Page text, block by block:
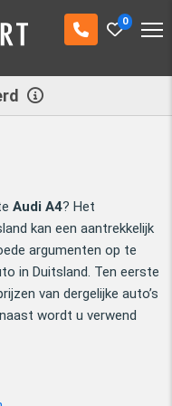
0
Audi A4? Het
kan een aantrekkelijk
argumenten op te
in Duitsland. Ten eerste
van dergelijke auto’s
wordt u verwend
u de auto van uw
uw Audi A4 uit